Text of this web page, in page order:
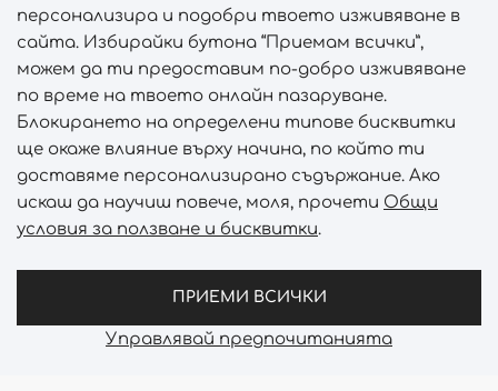
Начини на плащане
Начини на доставка
Отключи ексклузивни отстъпки и лимитирани
Prohair Shop © 2026 - Всички права запазени
персонализира и подобри твоето изживяване в
сайта. Избирайки бутона “Приемам всички”,
можем да ти предоставим по-добро изживяване
по време на твоето онлайн пазаруване.
Блокирането на определени типове бисквитки
ще окаже влияние върху начина, по който ти
доставяме персонализирано съдържание. Ако
искаш да научиш повече, моля, прочети Общи
условия за ползване и бисквитки.
ПРИЕМИ ВСИЧКИ
Управлявай предпочитанията